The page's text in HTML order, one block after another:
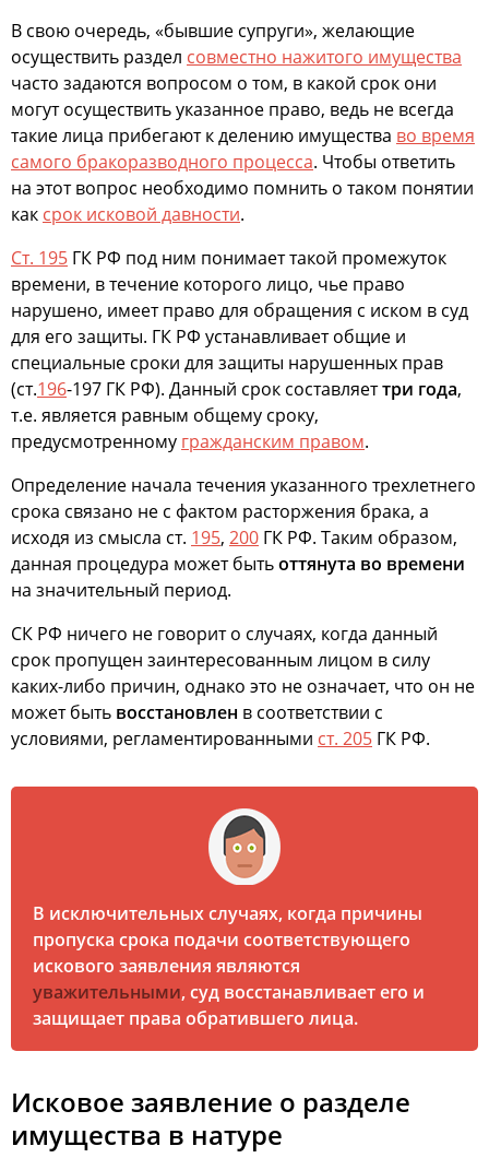
В свою очередь, «бывшие супруги», желающие
осуществить раздел совместно нажитого имущества
часто задаются вопросом о том, в какой срок они
могут осуществить указанное право, ведь не всегда
такие лица прибегают к делению имущества во время
самого бракоразводного процесса. Чтобы ответить
на этот вопрос необходимо помнить о таком понятии
как срок исковой давности.
Ст. 195 ГК РФ под ним понимает такой промежуток
времени, в течение которого лицо, чье право
нарушено, имеет право для обращения с иском в суд
для его защиты. ГК РФ устанавливает общие и
специальные сроки для защиты нарушенных прав
(ст.196-197 ГК РФ). Данный срок составляеттри года,
т.е. является равным общему сроку,
предусмотренному гражданским правом.
Определение начала течения указанного трехлетнего
срока связано не с фактом расторжения брака, а
исходя из смысла ст. 195, 200 ГК РФ. Таким образом,
данная процедура может бытьоттянута во времени
на значительный период.
СК РФ ничего не говорит о случаях, когда данный
срок пропущен заинтересованным лицом в силу
каких-либо причин, однако это не означает, что он не
может быть восстановлен в соответствии с
условиями, регламентированными ст. 205 ГК РФ.
В исключительных случаях, когда причины
пропуска срока подачи соответствующего
искового заявления являются
уважительными, суд восстанавливает его и
защищает права обратившего лица.
Исковое заявление о разделе
имущества в натуре